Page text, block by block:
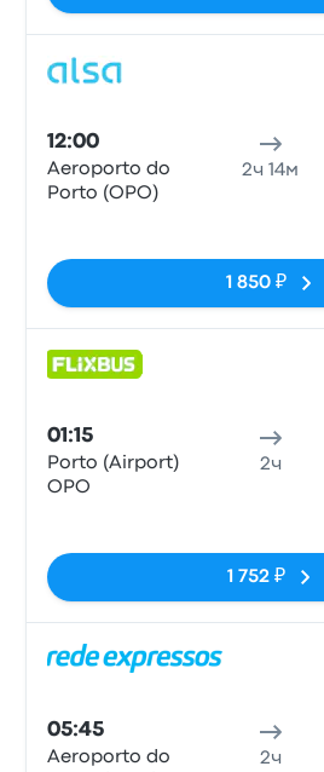
12:00
Aeroporto do
Porto (OPO)
2ч 14м
1 850 ₽
01:15
Porto (Airport)
OPO
2ч
1 752 ₽
05:45
Aeroporto do
2ч